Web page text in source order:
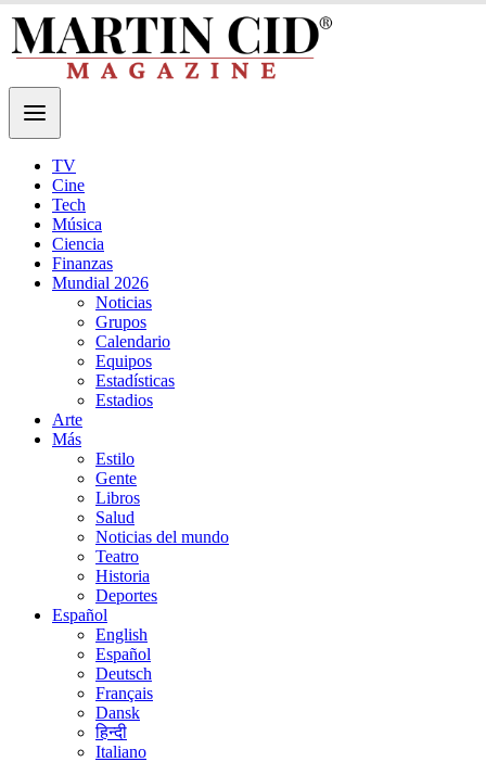
TV
Cine
Tech
Música
Ciencia
Finanzas
Mundial 2026
Noticias
Grupos
Calendario
Equipos
Estadísticas
Estadios
Arte
Más
Estilo
Gente
Libros
Salud
Noticias del mundo
Teatro
Historia
Deportes
Español
English
Español
Deutsch
Français
Dansk
हिन्दी
Italiano